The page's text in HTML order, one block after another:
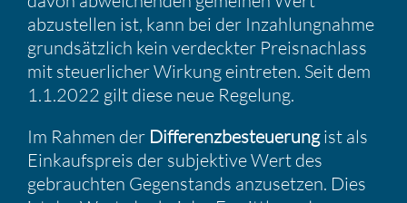
abzustellen ist, kann bei der Inzah­lung­nahme
grund­sätz­lich kein verdeckter Preis­nach­lass
mit steuer­li­cher Wirkung eintreten. Seit dem
1.1.2022 gilt diese neue Regelung.
Im Rahmen der Diffe­renz­be­steue­rungist als
Einkaufs­preis der subjek­tive Wert des
gebrauchten Gegen­stands anzusetzen. Dies